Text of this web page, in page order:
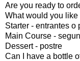
Are you ready to
What would you
Starter - entrantes o
Main Course -
Dessert - postre
Can I have a bottle